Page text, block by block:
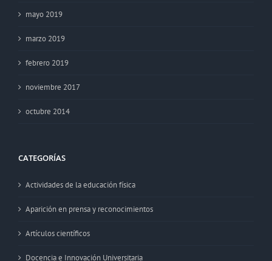
mayo 2019
marzo 2019
febrero 2019
noviembre 2017
octubre 2014
CATEGORÍAS
Actividades de la educación física
Aparición en prensa y reconocimientos
Artículos científicos
Docencia e Innovación Universitaria